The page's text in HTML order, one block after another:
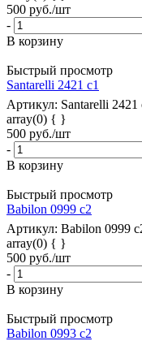
500 руб./шт
-
В корзину
Быстрый просмотр
Santarelli 2421 c1
Артикул: Santarelli 2421
array(0) { }
500 руб./шт
-
В корзину
Быстрый просмотр
Babilon 0999 c2
Артикул: Babilon 0999
array(0) { }
500 руб./шт
-
В корзину
Быстрый просмотр
Babilon 0993 c2